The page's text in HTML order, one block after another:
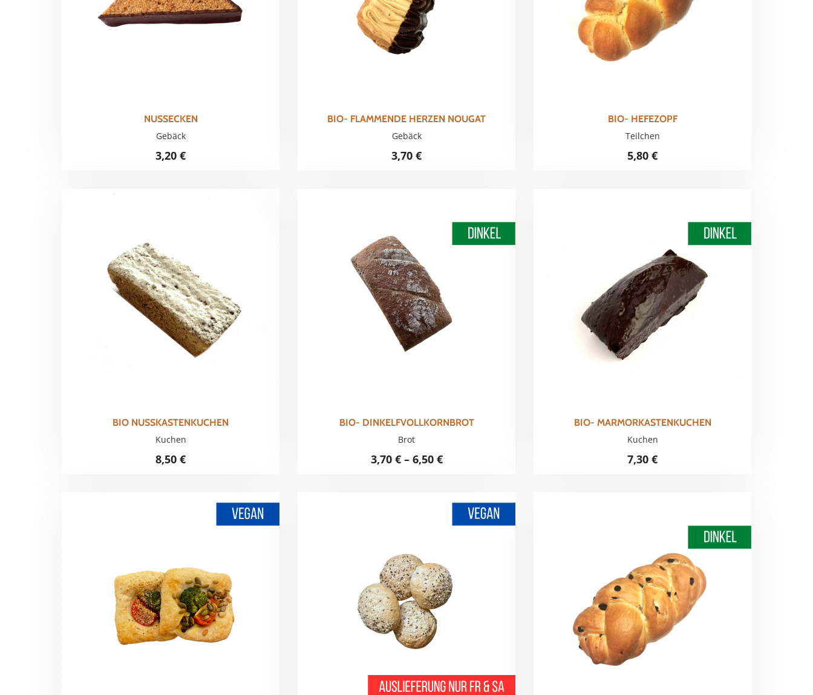
NUSSECKEN
Gebäck
3,20 €
BIO- FLAMMENDE HERZEN NOUGAT
Gebäck
3,70 €
BIO- HEFEZOPF
Teilchen
5,80 €
BIO NUSSKASTENKUCHEN
Kuchen
8,50 €
BIO- DINKELFVOLLKORNBROT
Brot
3,70 €– 6,50 €
BIO- MARMORKASTENKUCHEN
Kuchen
7,30 €